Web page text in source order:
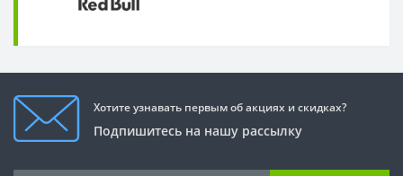
Хотите узнавать первым об акциях и скидках?
Подпишитесь на нашу рассылку